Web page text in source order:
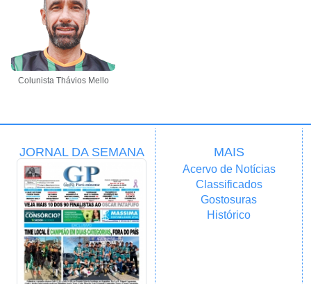
Colunista Thávios Mello
JORNAL DA SEMANA MAIS
Acervo de Notícias
Classificados
Gostosuras
Histórico